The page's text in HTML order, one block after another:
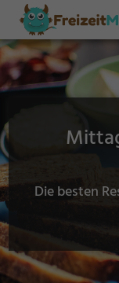
Die besten